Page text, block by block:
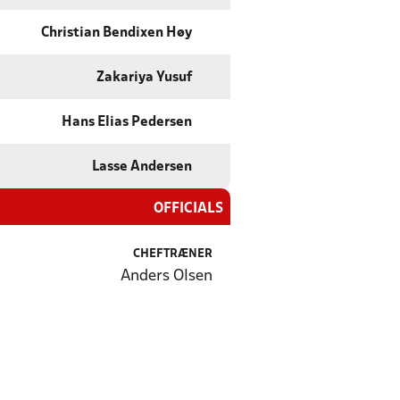
Christian Bendixen Høy
Zakariya Yusuf
Hans Elias Pedersen
Lasse Andersen
OFFICIALS
CHEFTRÆNER
Anders Olsen